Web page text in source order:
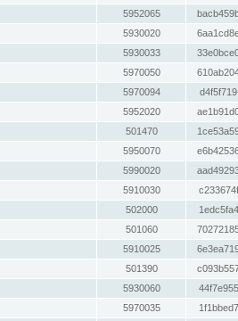
5952065
5930020
5930033
5970050
5970094
5952020
501470
5950070
5990020
5910030
502000
501060
5910025
501390
5930060
5970035